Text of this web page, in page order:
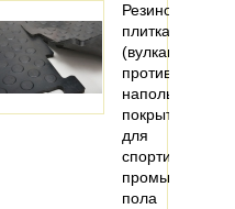
Резиновая
плитка
(вулканизация),
напольное
покрытие
для
спортивного,
пола